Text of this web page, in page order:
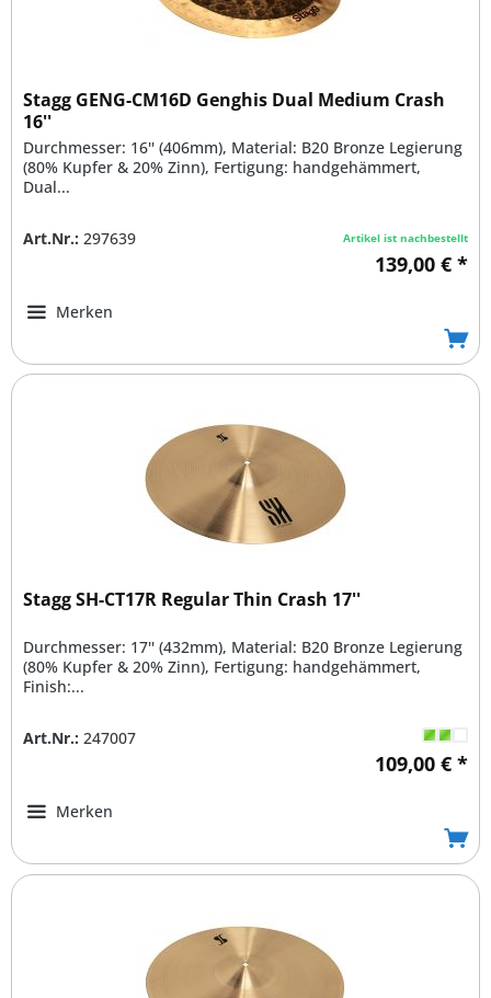
Stagg GENG-CM16D Genghis Dual Medium Crash
16''
Durchmesser: 16'' (406mm), Material: B20 Bronze Legierung
(80% Kupfer & 20% Zinn), Fertigung: handgehämmert,
Dual...
Art.Nr.: 297639 Artikel ist nachbestellt
139,00 € *
Merken
Stagg SH-CT17R Regular Thin Crash 17''
Durchmesser: 17'' (432mm), Material: B20 Bronze Legierung
(80% Kupfer & 20% Zinn), Fertigung: handgehämmert,
Finish:...
Art.Nr.: 247007
109,00 € *
Merken